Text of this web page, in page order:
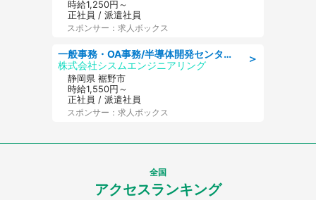
時給1,250円～
正社員 / 派遣社員
スポンサー：求人ボックス
＞
一般事務・OA事務/半導体開発センター内で事務&軽作業スタッフ、募集
株式会社シスムエンジニアリング
静岡県 裾野市
時給1,550円～
正社員 / 派遣社員
スポンサー：求人ボックス
全国
アクセスランキング